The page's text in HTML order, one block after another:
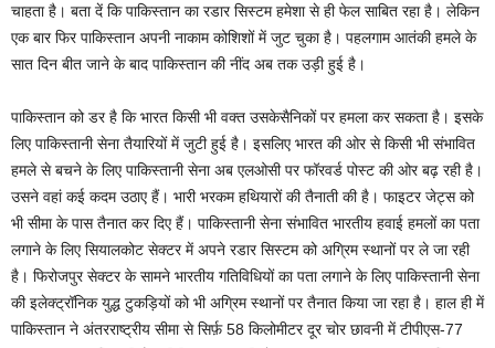
चाहता है। बता दें कि पाकिस्तान का रडार सिस्टम हमेशा से ही फेल साबित रहा है। लेकिन
एक बार फिर पाकिस्तान अपनी नाकाम कोशिशों में जुट चुका है। पहलगाम आतंकी हमले के
सात दिन बीत जाने के बाद पाकिस्तान की नींद अब तक उड़ी हुई है।
पाकिस्तान को डर है कि भारत किसी भी वक्त उसकेसैनिकों पर हमला कर सकता है। इसके
लिए पाकिस्तानी सेना तैयारियों में जुटी हुई है। इसलिए भारत की ओर से किसी भी संभावित
हमले से बचने के लिए पाकिस्तानी सेना अब एलओसी पर फॉरवर्ड पोस्ट की ओर बढ़ रही है।
उसने वहां कई कदम उठाए हैं। भारी भरकम हथियारों की तैनाती की है। फाइटर जेट्स को
भी सीमा के पास तैनात कर दिए हैं। पाकिस्तानी सेना संभावित भारतीय हवाई हमलों का पता
लगाने के लिए सियालकोट सेक्टर में अपने रडार सिस्टम को अग्रिम स्थानों पर ले जा रही
है। फिरोजपुर सेक्टर के सामने भारतीय गतिविधियों का पता लगाने के लिए पाकिस्तानी सेना
की इलेक्ट्रॉनिक युद्ध टुकड़ियों को भी अग्रिम स्थानों पर तैनात किया जा रहा है। हाल ही में
पाकिस्तान ने अंतरराष्ट्रीय सीमा से सिर्फ़ 58 किलोमीटर दूर चोर छावनी में टीपीएस-77